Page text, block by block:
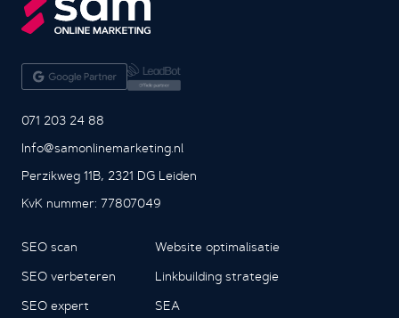
071 203 24 88
Info@samonlinemarketing.nl
Perzikweg 11B, 2321 DG Leiden
KvK nummer: 77807049
SEO scan
SEO verbeteren
SEO expert
Website optimalisatie
Linkbuilding strategie
SEA